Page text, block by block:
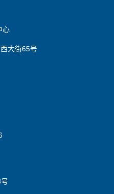
心
大街65号